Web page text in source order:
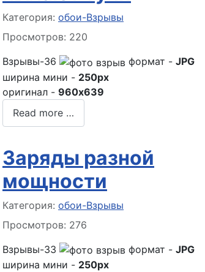
Информация о материале
Категория: обои-Взрывы
Просмотров: 220
Взрывы-36
формат - JPG
ширина мини - 250px
оригинал - 960x639
Read more …
Заряды разной
мощности
Информация о материале
Категория: обои-Взрывы
Просмотров: 276
Взрывы-33
формат - JPG
ширина мини - 250px